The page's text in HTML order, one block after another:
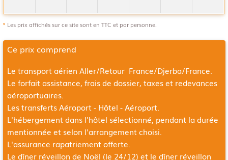
Ce prix comprend
Le transport aérien Aller/Retour France/Djerba/France.
Le forfait assistance, frais de dossier, taxes et redevances
aéroportuaires.
Les transferts Aéroport - Hôtel - Aéroport.
L'hébergement dans l'hôtel sélectionné, pendant la durée
mentionnée et selon l'arrangement choisi.
L'assurance rapatriement offerte.
Le dîner réveillon de Noël (le 24/12) et le dîner réveillon
* Les prix affichés sur ce site sont en TTC et par personne.